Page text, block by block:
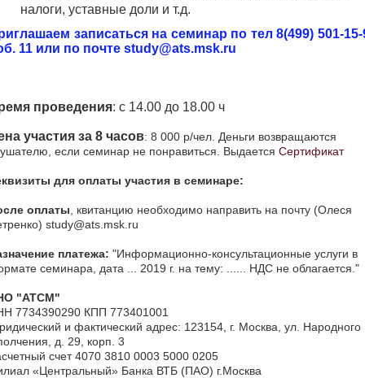
налоги, уставные доли и т.д.
записаться на семинар по тел 8(499) 501-15-
11 или по почте study@ats.msk.ru
проведения: с 14.00 до 18.00 ч
участия за 8 часов: 8 000 р/чел. Деньги возвращаются
если семинар не понравиться. Выдается Сертификат
для оплаты участия в семинаре:
оплаты , квитанцию необходимо направить на почту (Олеся
study@ats.msk.ru
платежа: "Информационно-консультационные услуги в
семинара, дата ... 2019 г. на тему: ...... НДС не облагается."
"АТСМ"
7734390290 КПП 773401001
и фактический адрес: 123154, г. Москва, ул. Народного
д. 29, корп. 3
счет 4070 3810 0003 5000 0205
«Центральный» Банка ВТБ (ПАО) г.Москва